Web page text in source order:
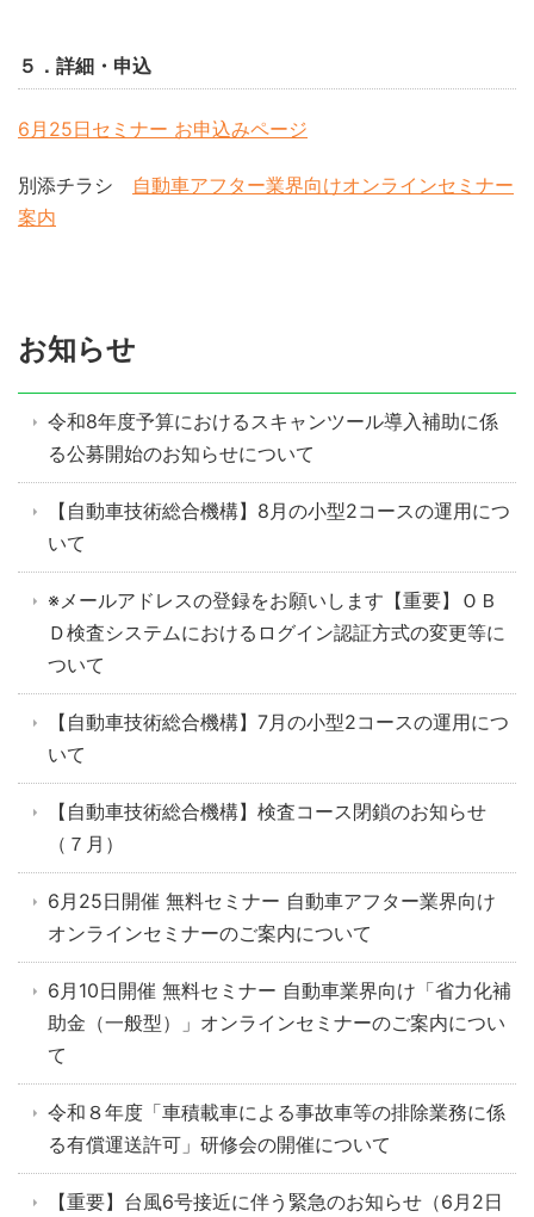
５．詳細・申込
6月25日セミナー お申込みページ
別添チラシ 自動車アフター業界向けオンラインセミナー
案内
お知らせ
令和8年度予算におけるスキャンツール導入補助に係
る公募開始のお知らせについて
【自動車技術総合機構】8月の小型2コースの運用につ
いて
※メールアドレスの登録をお願いします【重要】ＯＢ
Ｄ検査システムにおけるログイン認証方式の変更等に
ついて
【自動車技術総合機構】7月の小型2コースの運用につ
いて
【自動車技術総合機構】検査コース閉鎖のお知らせ
（７月）
6月25日開催 無料セミナー 自動車アフター業界向け
オンラインセミナーのご案内について
6月10日開催 無料セミナー 自動車業界向け「省力化補
助金（一般型）」オンラインセミナーのご案内につい
て
令和８年度「車積載車による事故車等の排除業務に係
る有償運送許可」研修会の開催について
【重要】台風6号接近に伴う緊急のお知らせ（6月2日